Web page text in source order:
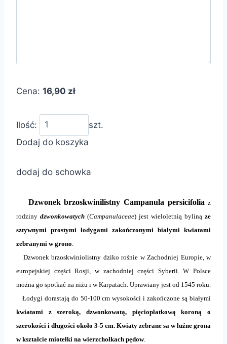
Cena: 16,90 zł
Ilość:
szt.
Dodaj do koszyka
dodaj do schowka
Dzwonek brzoskwinilistny Campanula persicifolia z
rodziny dzwonkowatych (Campanulaceae) jest wieloletnią byliną ze
sztywnymi prostymi łodygami zakończonymi białymi kwiatami
zebranymi w grono.
Dzwonek brzoskwiniolistny dziko rośnie w Zachodniej Europie, w
europejskiej części Rosji, w zachodniej części Syberii. W Polsce
można go spotkać na niżu i w Karpatach. Uprawiany jest od 1545 roku.
Łodygi dorastają do 50-100 cm wysokości i zakończone są białymi
kwiatami z szeroką, dzwonkowatą, pięciopłatkową koroną o
szerokości i długości około 3-5 cm. Kwiaty zebrane sa w luźne grona
w kształcie miotełki na wierzchołkach pędow.